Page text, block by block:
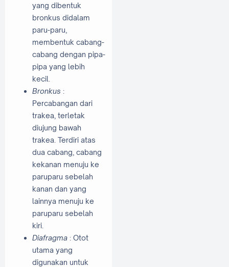
yang dibentuk
bronkus didalam
paru-paru,
membentuk cabang-
cabang dengan pipa-
pipa yang lebih
kecil.
Bronkus :
Percabangan dari
trakea, terletak
diujung bawah
trakea. Terdiri atas
dua cabang, cabang
kekanan menuju ke
paruparu sebelah
kanan dan yang
lainnya menuju ke
paruparu sebelah
kiri.
Diafragma : Otot
utama yang
digunakan untuk